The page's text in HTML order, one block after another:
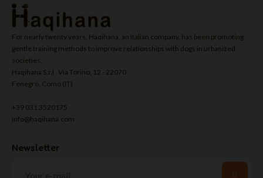
For nearly twenty years, Haqihana, an Italian company, has been promoting
gentle training methods to improve relationships with dogs in urbanized
societies.
Haqihana S.r.l Via Torino, 12 - 22070
Fenegrò, Como (IT)
+39 031 3520175
info@haqihana.com
Newsletter